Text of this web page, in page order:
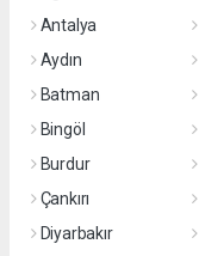
Antalya
Aydın
Batman
Bingöl
Burdur
Çankırı
Diyarbakır